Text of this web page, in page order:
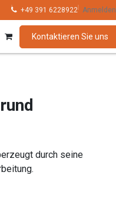
Marken
+49 391 6228922 Anmelden
Kontaktieren Sie uns
durch seine